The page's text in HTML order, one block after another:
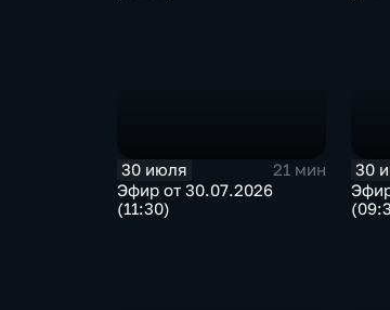
30 июля
21 мин
Эфир от 30.07.2026
(11:30)
30